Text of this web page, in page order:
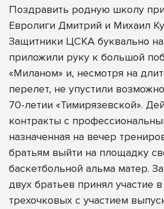
Поздравить родную школу
Евролиги Дмитрий и Михаил
Защитники ЦСКА буквально
приложили руку к большой
«Миланом» и, несмотря на
перелет, не упустили
70-летии «Тимирязевской».
контракты с
назначенная на вечер
братьям выйти на площадку
баскетбольной альма матер.
двух братьев принял участие
трехочковых с участием